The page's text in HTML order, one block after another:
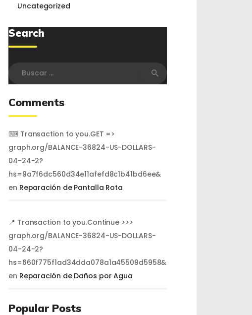
Uncategorized
Search
Comments
⌨ Transaction to you.GET =>
graph.org/BALANCE-36824-US-DOLLARS-
04-24-2?
hs=9a7f6dc560d34e11afefd8c1b41bd6ee&
en Reparación de Pantalla Rota
📍 Transaction to you.Continue >>>
graph.org/BALANCE-36824-US-DOLLARS-
04-24-2?
hs=660f775f1ad34dda078a1a45509d5958&
en Reparación de Daños por Agua
Popular Posts